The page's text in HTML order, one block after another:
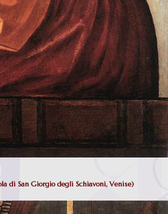
di San Giorgio degli Schiavoni, Venise)